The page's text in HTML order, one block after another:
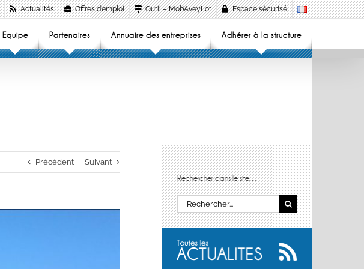
Actualités Offres d’emploi Outil – Mob’AveyLot Espace sécurisé
Equipe Partenaires Annuaire des entreprises Adhérer à la structure
Précédent Suivant
Rechercher dans le site…
Rechercher: